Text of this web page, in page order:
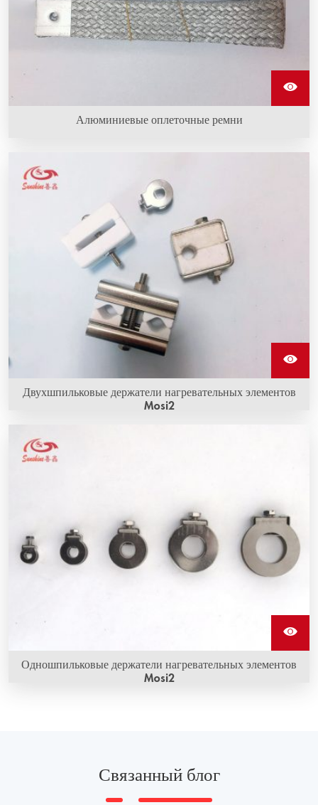
Алюминиевые оплеточные ремни
Алюминиевые оплеточные ремни изготовлены из
нескольких нитей алюминиевой проволоки, гибкие и
высокопроводящие, и используются для подключения
нагревательных стержней из карбида кремния для
передачи электричества.
Двухшпильковые держатели нагревательных элементов
Mosi2
Одношпильковые держатели нагревательных элементов
Mosi2
Связанный блог